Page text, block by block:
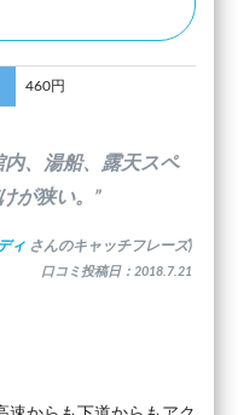
460円
、湯船、露天スペ
が狭い。”
ィ さんのキャッチフレーズ)
口コミ投稿日：2018.7.21